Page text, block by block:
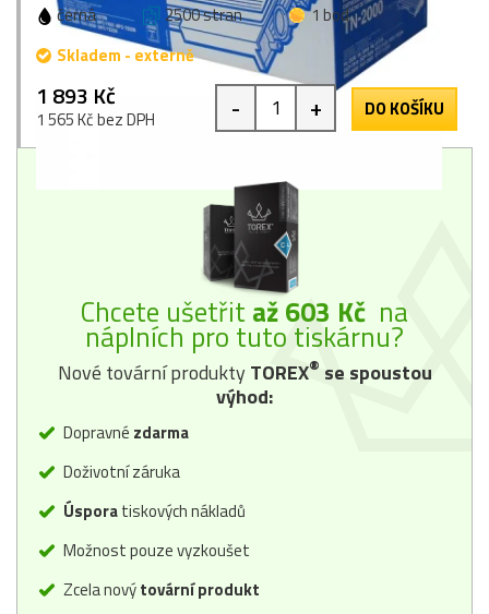
černá 2500 stran
1 bod
Skladem - externě
1 893 Kč
1 565 Kč bez DPH - + DO KOŠÍKU
Chcete ušetřit až 603 Kč na
náplních pro tuto tiskárnu?
Nové tovární produktyTOREX® se spoustou
výhod:
Dopravné zdarma
Doživotní záruka
Úsporatiskových nákladů
Možnost pouze vyzkoušet
Zcela novýtovární produkt